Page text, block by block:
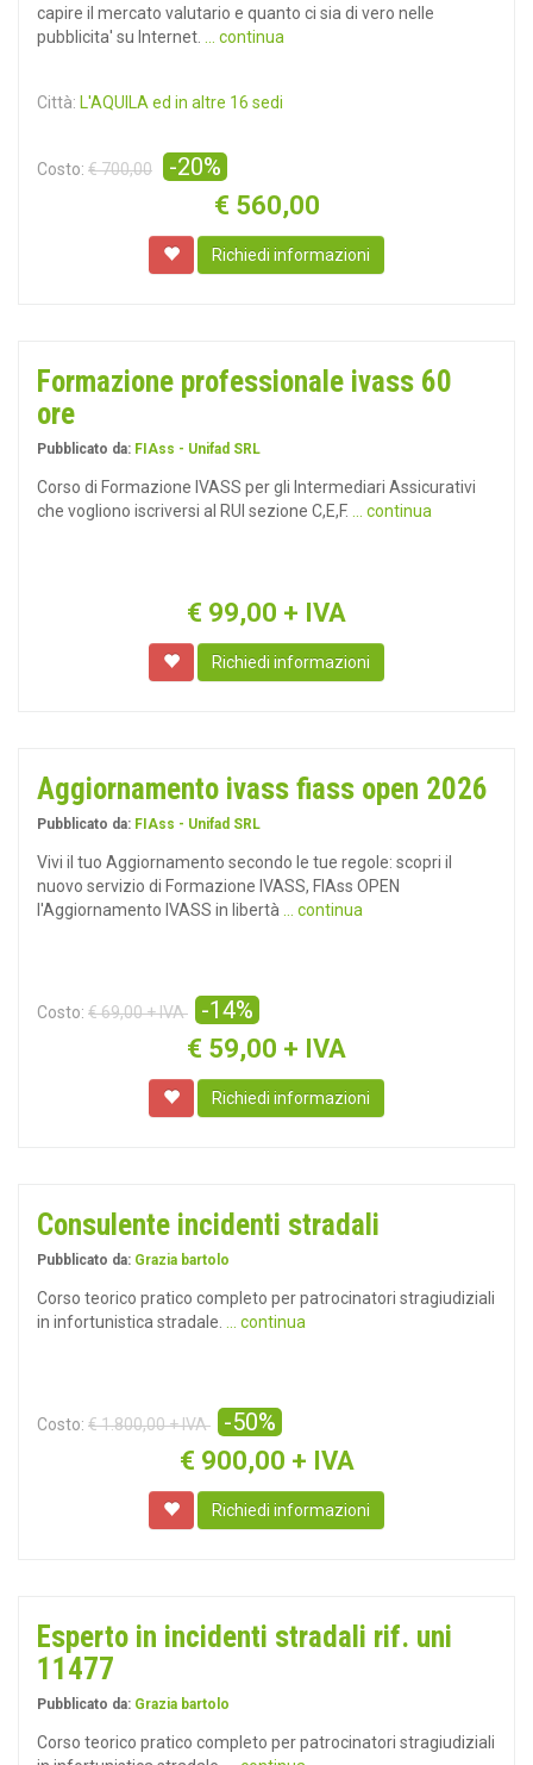
capire il mercato valutario e quanto ci sia di vero nelle
pubblicita' su Internet.
... continua
Città: L'AQUILA ed in altre 16 sedi
Costo: € 700,00 -20%
€ 560,00
Richiedi informazioni
Formazione professionale ivass 60
ore
Pubblicato da: FIAss - Unifad SRL
Corso di Formazione IVASS per gli Intermediari Assicurativi
che vogliono iscriversi al RUI sezione C,E,F.
... continua
€ 99,00 + IVA
Richiedi informazioni
Aggiornamento ivass fiass open 2026
Pubblicato da: FIAss - Unifad SRL
Vivi il tuo Aggiornamento secondo le tue regole: scopri il
nuovo servizio di Formazione IVASS, FIAss OPEN
l'Aggiornamento IVASS in libertà
... continua
Costo: € 69,00 + IVA -14%
€ 59,00 + IVA
Richiedi informazioni
Consulente incidenti stradali
Pubblicato da: Grazia bartolo
Corso teorico pratico completo per patrocinatori stragiudiziali
in infortunistica stradale.
... continua
Costo: € 1.800,00 + IVA -50%
€ 900,00 + IVA
Richiedi informazioni
Esperto in incidenti stradali rif. uni
11477
Pubblicato da: Grazia bartolo
Corso teorico pratico completo per patrocinatori stragiudiziali